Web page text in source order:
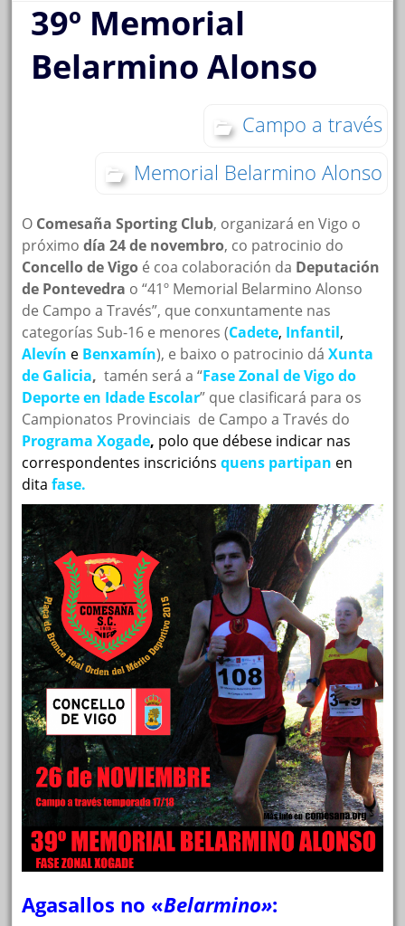
39º Memorial
Belarmino Alonso
Campo a través
Memorial Belarmino Alonso
O Comesaña Sporting Club, organizará en Vigo o
próximodía 24 de novembro, co patrocinio do
Concello de Vigo é coa colaboración da Deputación
de Pontevedra o “41º Memorial Belarmino Alonso
de Campo a Través”, que conxuntamente nas
categorías Sub-16 e menores (Cadete, Infantil,
Alevín e Benxamín), e baixo o patrocinio dáXunta
de Galicia, tamén será a “Fase Zonal de Vigo do
Deporte en Idade Escolar” que clasificará para os
Campionatos Provinciais de Campo a Través do
Programa Xogade, polo que débese indicar nas
correspondentes inscriciónsquens partipan en
dita fase.
Agasallos no «Belarmino»: